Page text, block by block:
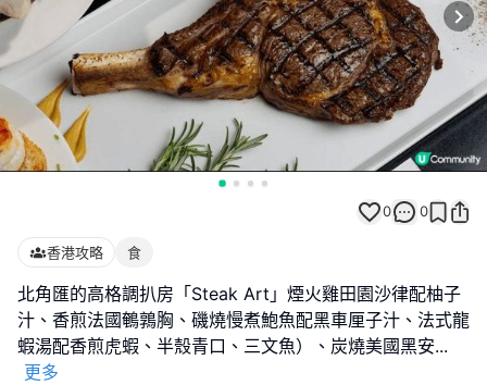
0 0
香港攻略 食
北角匯的高格調扒房「Steak Art」煙火雞田園沙律配柚子
汁、香煎法國鵪鶉胸、磯燒慢煮鮑魚配黑車厘子汁、法式龍
蝦湯配香煎虎蝦、半殼青口、三文魚）、炭燒美國黑安...
更多